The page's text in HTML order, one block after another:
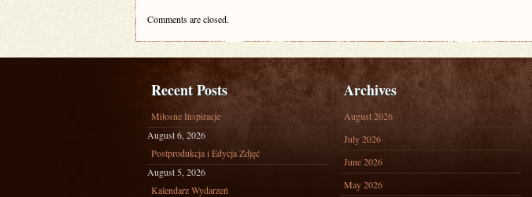
Comments are closed.
Recent Posts
Miłosne Inspiracje
August 6, 2026
Postprodukcja i Edycja Zdjęć
August 5, 2026
Kalendarz Wydarzeń
Archives
August 2026
July 2026
June 2026
May 2026